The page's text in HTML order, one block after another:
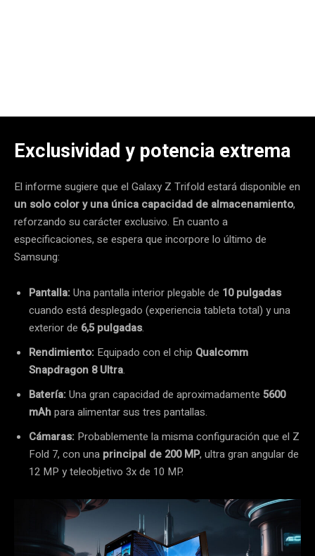
Exclusividad y potencia extrema
El informe sugiere que el Galaxy Z Trifold estará disponible en
un solo color y una única capacidad de almacenamiento,
reforzando su carácter exclusivo. En cuanto a
especificaciones, se espera que incorpore lo último de
Samsung:
Pantalla:Una pantalla interior plegable de 10 pulgadas
cuando está desplegado (experiencia tableta total) y una
exterior de 6,5 pulgadas.
Rendimiento: Equipado con el chip Qualcomm
Snapdragon 8 Ultra.
Batería:Una gran capacidad de aproximadamente 5600
mAhpara alimentar sus tres pantallas.
Cámaras: Probablemente la misma configuración que el Z
Fold 7, con una principal de 200 MP, ultra gran angular de
12 MP y teleobjetivo 3x de 10 MP.